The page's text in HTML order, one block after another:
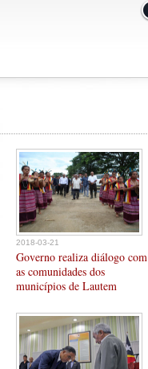
2018-03-21
Governo realiza diálogo com
as comunidades dos
municípios de Lautem